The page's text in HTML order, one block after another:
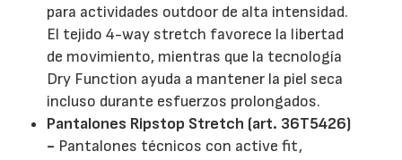
para actividades outdoor de alta intensidad.
El tejido 4-way stretch favorece la libertad
de movimiento, mientras que la tecnología
Dry Function ayuda a mantener la piel seca
incluso durante esfuerzos prolongados.
Pantalones Ripstop Stretch (art. 36T5426)
- Pantalones técnicos con active fit,